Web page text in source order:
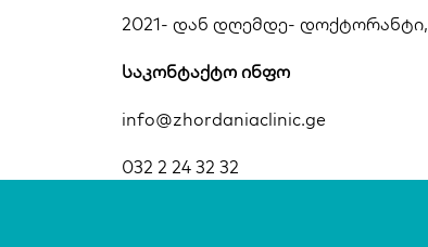
2021- დან დღემდე-
საკონტაქტო ინფო
info@zhordaniaclinic.ge
032 2 24 32 32